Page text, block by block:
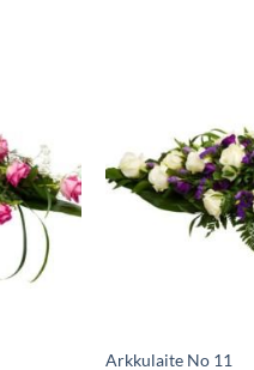
Arkkulaite No 11